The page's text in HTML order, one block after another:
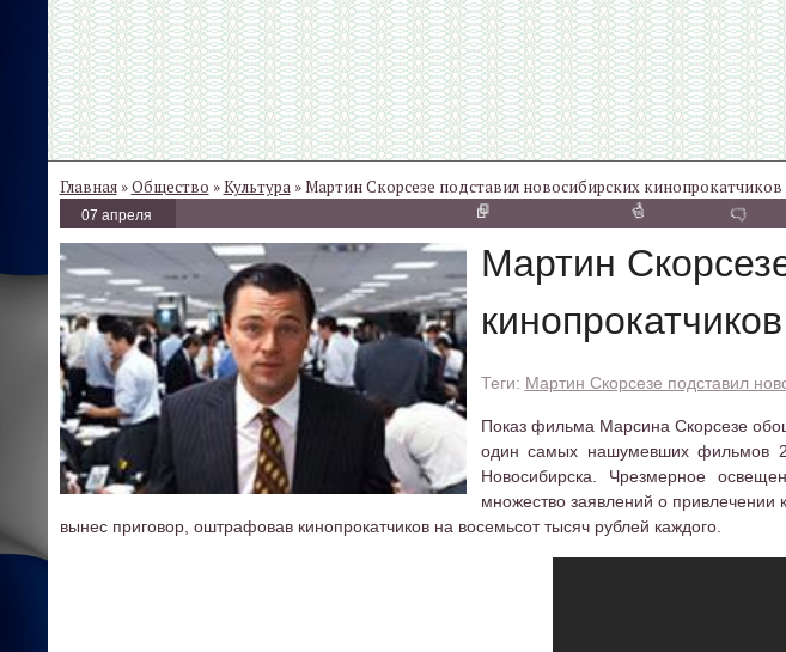
Главная»Общество »Культура» Мартин Скорсезе подставил новосибирских кинопрокатчиков
07 апреля
Мартин
кинопрокатчиков
Мартин Скорсезе подставил
Показ фильма Марсина Скорсезе
один самых нашумевших фильмов
Новосибирска. Чрезмерное
множество заявлений о привлечении
вынес приговор, оштрафовав кинопрокатчиков на восемьсот тысяч рублей каждого.